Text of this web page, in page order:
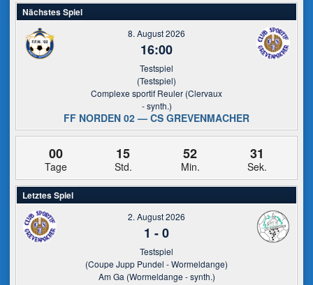
Nächstes Spiel
8. August 2026
16:00
Testspiel
(Testspiel)
Complexe sportif Reuler (Clervaux
- synth.)
FF NORDEN 02 — CS GREVENMACHER
00
Tage
15
Std.
52
Min.
31
Sek.
Letztes Spiel
2. August 2026
1 -0
Testspiel
(Coupe Jupp Pundel - Wormeldange)
Am Ga (Wormeldange - synth.)